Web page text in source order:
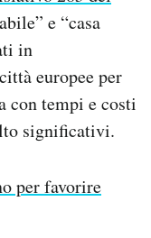
e “casa
in
europee per
con tempi e costi
significativi.
per favorire